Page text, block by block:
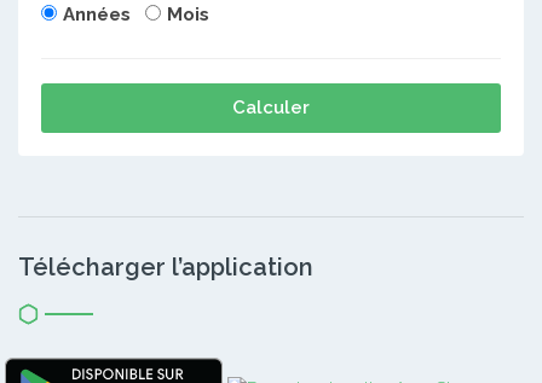
Années Mois
Calculer
Télécharger l’application